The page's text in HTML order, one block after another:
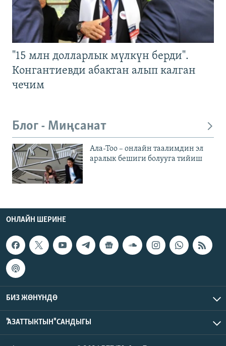
"15 млн долларлык мүлкүн берди".
Конгантиевди абактан алып калган
чечим
Блог - Миңсанат
Ала-Тоо – онлайн таалимдин эл
аралык бешиги болууга тийиш
ОНЛАЙН ШЕРИНЕ
БИЗ ЖӨНҮНДӨ
"АЗАТТЫКТЫН" САНДЫГЫ